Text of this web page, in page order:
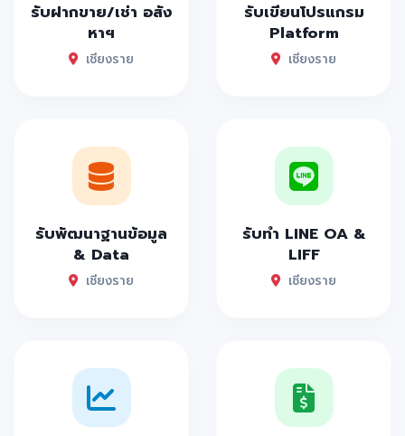
รับฝากขาย/เช่า อสัง
หาฯ
เชียงราย
รับเขียนโปรแกรม
Platform
เชียงราย
รับพัฒนาฐานข้อมูล
& Data
เชียงราย
รับทำ LINE OA &
LIFF
เชียงราย